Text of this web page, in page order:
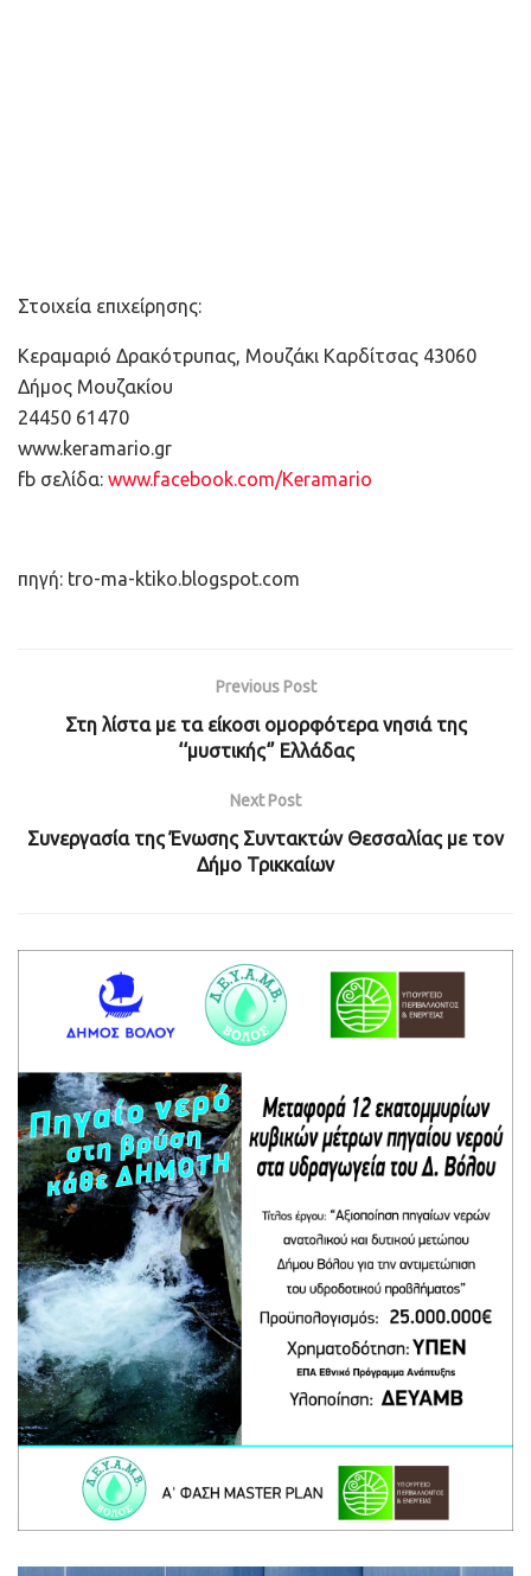
Στοιχεία επιχείρησης:
Κεραμαριό Δρακότρυπας, Μουζάκι Καρδίτσας 43060
Δήμος Μουζακίου
24450 61470
www.keramario.gr
fb σελίδα: www.facebook.com/Keramario
πηγή: tro-ma-ktiko.blogspot.com
Previous Post
Στη λίστα με τα είκοσι ομορφότερα νησιά της
‘‘μυστικής‘’ Ελλάδας
Next Post
Συνεργασία της Ένωσης Συντακτών Θεσσαλίας με τον
Δήμο Τρικκαίων